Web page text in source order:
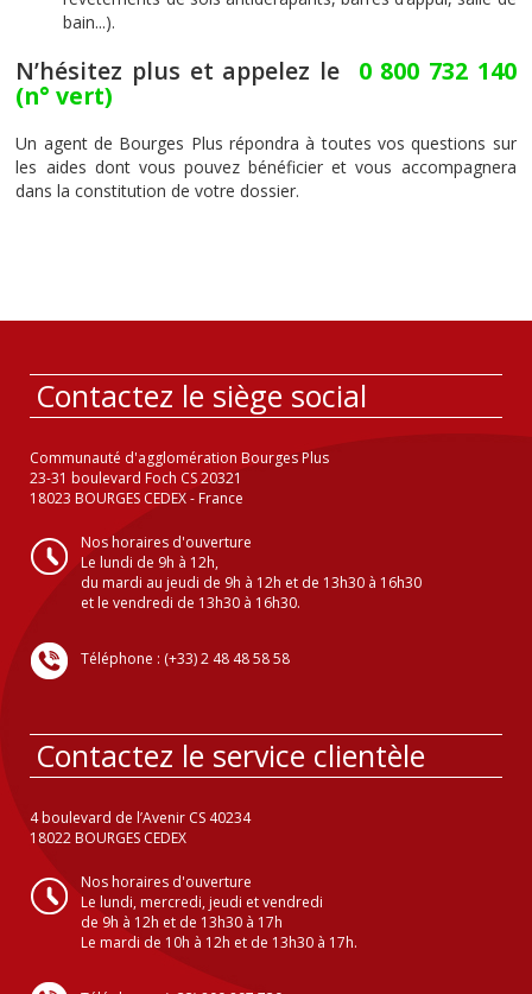
bain...).
N’hésitez plus et appelez le 0 800 732 140
(n° vert)
Un agent de Bourges Plus répondra à toutes vos questions sur
les aides dont vous pouvez bénéficier et vous accompagnera
dans la constitution de votre dossier.
Contactez le siège social
Communauté d'agglomération Bourges Plus
23-31 boulevard Foch CS 20321
18023 BOURGES CEDEX - France
Nos horaires d'ouverture
Le lundi de 9h à 12h,
du mardi au jeudi de 9h à 12h et de 13h30 à 16h30
et le vendredi de 13h30 à 16h30.
Téléphone : (+33) 2 48 48 58 58
Contactez le service clientèle
4 boulevard de l’Avenir CS 40234
18022 BOURGES CEDEX
Nos horaires d'ouverture
Le lundi, mercredi, jeudi et vendredi
de 9h à 12h et de 13h30 à 17h
Le mardi de 10h à 12h et de 13h30 à 17h.